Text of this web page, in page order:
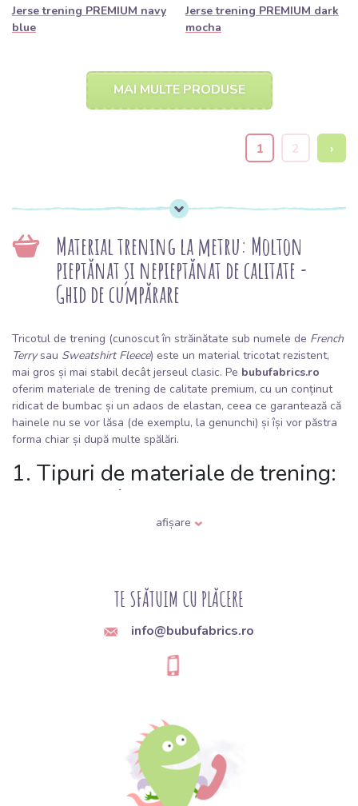
Jerse trening PREMIUM navy
blue
Jerse trening PREMIUM dark
mocha
MAI MULTE PRODUSE
1 2 ›
Material trening la metru: Molton
pieptănat și nepieptănat de calitate -
Ghid de cumpărare
Tricotul de trening (cunoscut în străinătate sub numele de French
Terrysau Sweatshirt Fleece) este un material tricotat rezistent,
mai gros și mai stabil decât jerseul clasic. Pe bubufabrics.ro
oferim materiale de trening de calitate premium, cu un conținut
ridicat de bumbac și un adaos de elastan, ceea ce garantează că
hainele nu se vor lăsa (de exemplu, la genunchi) și își vor păstra
forma chiar și după multe spălări.
1. Tipuri de materiale de trening:
Pe care să îl alegi?
Tricot de trening nepieptănat (French Terry):
Tricot de trening pieptănat:Partea interioară este finisată cu un
puf moale și călduros. Este versiunea „de iarnă”, creată pentru a-
ți ține de cald chiar și la temperaturi scăzute.
Are un gramaj mai mic, este mai
subțire și mai elastic – ideal pentru haine de casă de vară și
2. Armonie perfectă: Culori
asortate 100%
Unul dintre cele mai mari avantaje ale cumpărăturilor la noi este
afișare
TE SFĂTUIM CU PLĂCERE
info@bubufabrics.ro